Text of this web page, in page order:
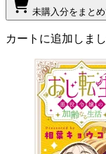
未購入分をまと
カートに追加しま